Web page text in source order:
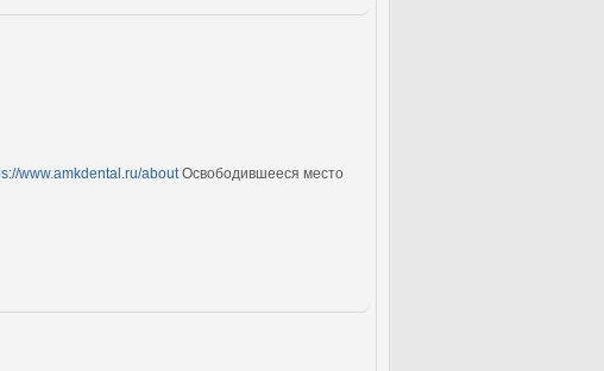
www.amkdental.ru/about Освободившееся место